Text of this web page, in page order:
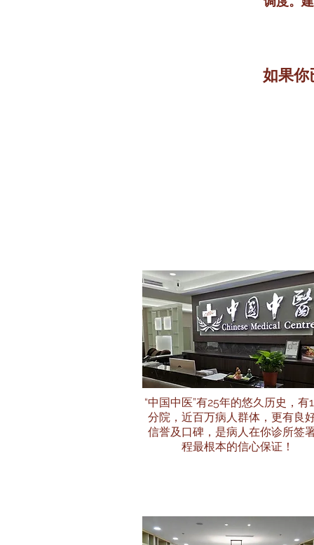
如果你
“中国中医”有25年的悠久历史，有
分院，近百万病人群体，更有良
信誉及口碑，是病人在你诊所签
程最根本的信心保证！